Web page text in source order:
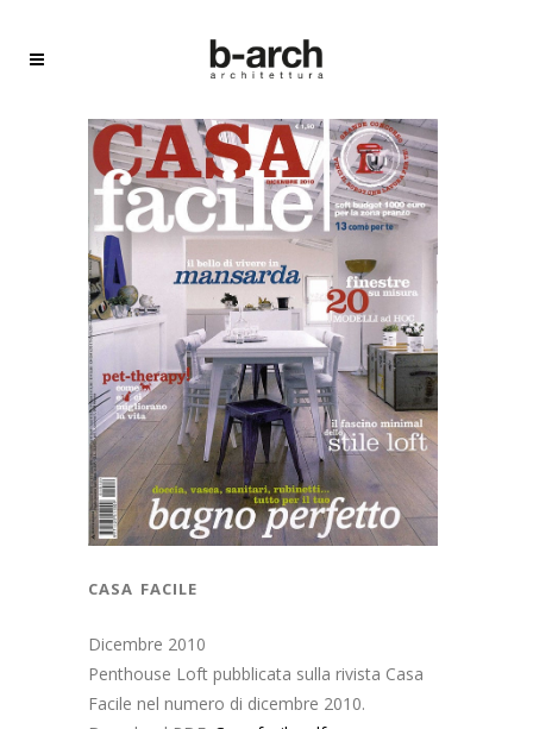
casa facile
Dicembre 2010
Penthouse Loft pubblicata sulla rivista Casa
Facile nel numero di dicembre 2010.